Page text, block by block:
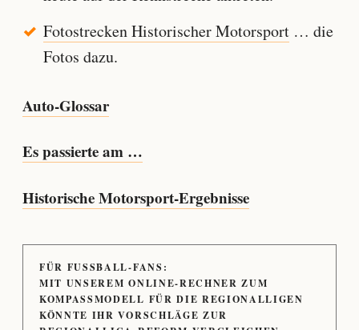
Fotostrecken Historischer Motorsport… die
Fotos dazu.
Auto-Glossar
Es passierte am …
Historische Motorsport-Ergebnisse
FÜR FUSSBALL-FANS:
MIT UNSEREM ONLINE-RECHNER ZUM
KOMPASSMODELL FÜR DIE REGIONALLIGEN
KÖNNTE IHR VORSCHLÄGE ZUR